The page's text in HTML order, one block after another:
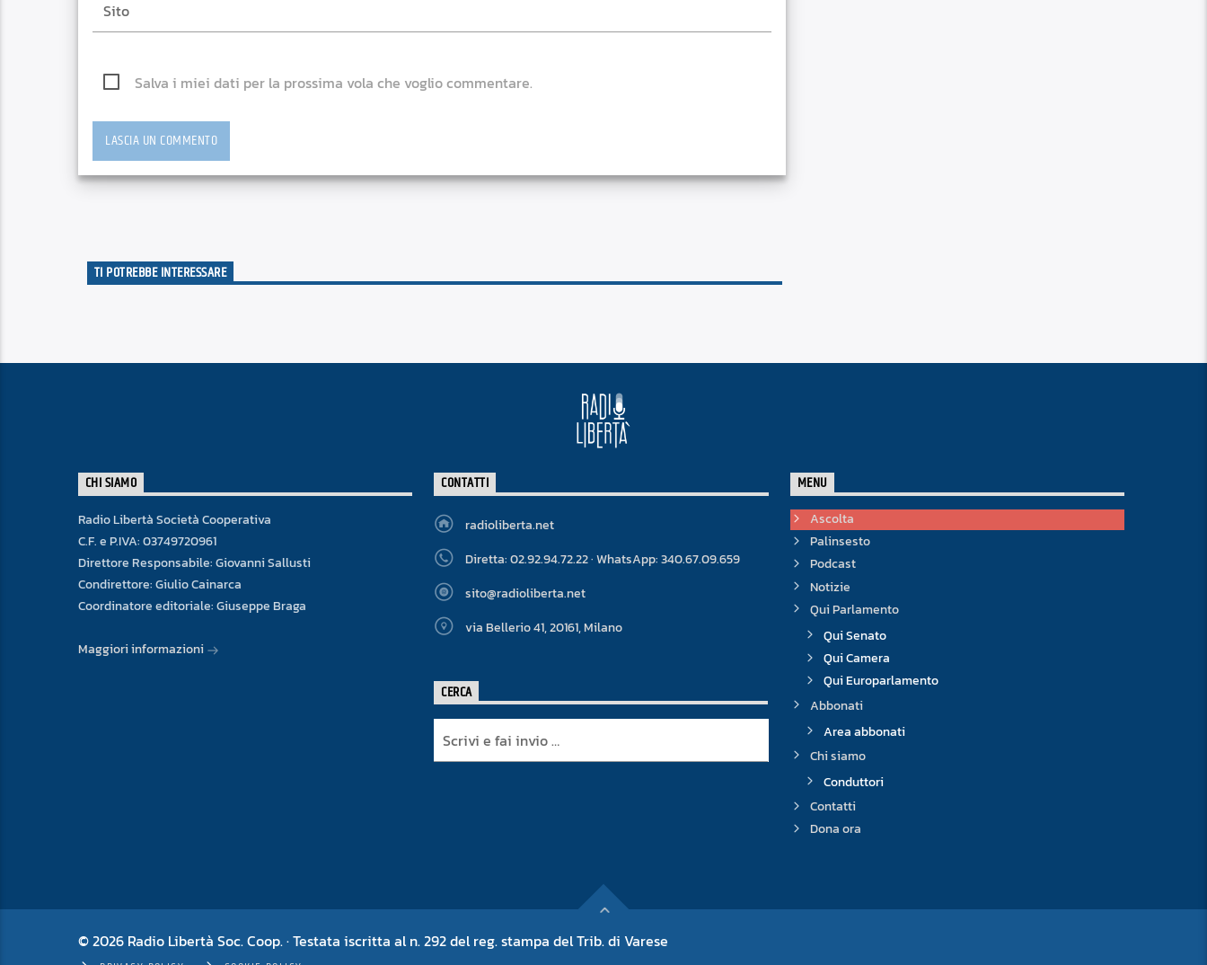
Salva i miei dati per la prossima vola che voglio commentare.
TI POTREBBE INTERESSARE
CHI SIAMO
Radio Libertà Società Cooperativa
C.F. e P.IVA: 03749720961
Direttore Responsabile: Giovanni Sallusti
Condirettore: Giulio Cainarca
Coordinatore editoriale: Giuseppe Braga
Maggiori informazioni
CONTATTI
radioliberta.net
Diretta: 02.92.94.72.22 · WhatsApp: 340.67.09.659
sito@radioliberta.net
via Bellerio 41, 20161, Milano
MENU
Ascolta
Palinsesto
Podcast
Notizie
Qui Parlamento
Qui Senato
Qui Camera
Qui Europarlamento
Abbonati
Area abbonati
Chi siamo
Conduttori
Contatti
Dona ora
CERCA
© 2026 Radio Libertà Soc. Coop. · Testata iscritta al n. 292 del reg. stampa del Trib. di Varese